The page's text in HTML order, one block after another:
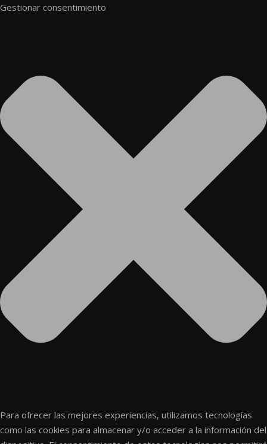
Gestionar consentimiento
Para ofrecer las mejores experiencias, utilizamos tecnologías
como las cookies para almacenar y/o acceder a la información del